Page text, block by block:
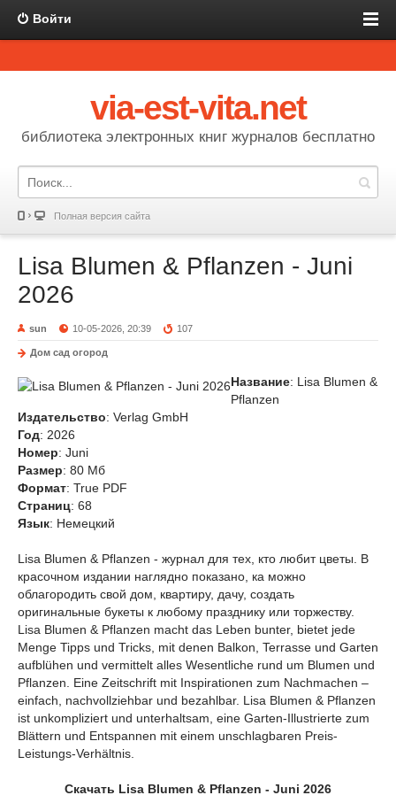
Войти
via-est-vita.net
библиотека электронных книг журналов бесплатно
Полная версия сайта
Lisa Blumen & Pflanzen - Juni
2026
sun 10-05-2026, 20:39 107
Дом сад огород
Название: Lisa Blumen &
Pflanzen
Издательство: Verlag GmbH
Год: 2026
Номер: Juni
Размер: 80 Мб
Формат: True PDF
Страниц: 68
Язык: Немецкий
Lisa Blumen & Pflanzen - журнал для тех, кто любит цветы. В
красочном издании наглядно показано, ка можно
облагородить свой дом, квартиру, дачу, создать
оригинальные букеты к любому празднику или торжеству.
Lisa Blumen & Pflanzen macht das Leben bunter, bietet jede
Menge Tipps und Tricks, mit denen Balkon, Terrasse und Garten
aufblühen und vermittelt alles Wesentliche rund um Blumen und
Pflanzen. Eine Zeitschrift mit Inspirationen zum Nachmachen –
einfach, nachvollziehbar und bezahlbar. Lisa Blumen & Pflanzen
ist unkompliziert und unterhaltsam, eine Garten-Illustrierte zum
Blättern und Entspannen mit einem unschlagbaren Preis-
Leistungs-Verhältnis.
Скачать Lisa Blumen & Pflanzen - Juni 2026